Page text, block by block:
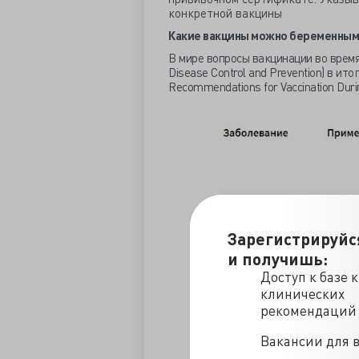
и получишь:
Доступ к базе
клинических
рекомендаций
Вакансии для
конкретной вакцины
Какие вакцины можно
В мире вопросы вакцинации во
Disease Control and Prevention) в
Recommendations for Vaccination